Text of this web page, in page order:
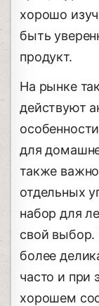
хорошо
быть
продукт.
На рынке
действуют
для
также
отдельных
набор для
свой выбор.
более
часто и при
хорошем